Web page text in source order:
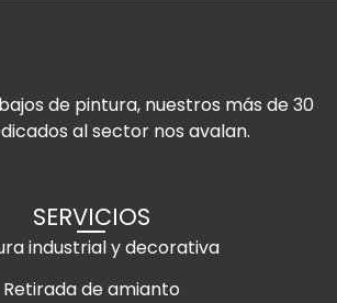
de pintura, nuestros más de 30
al sector nos avalan.
SERVICIOS
industrial y decorativa
Retirada de amianto